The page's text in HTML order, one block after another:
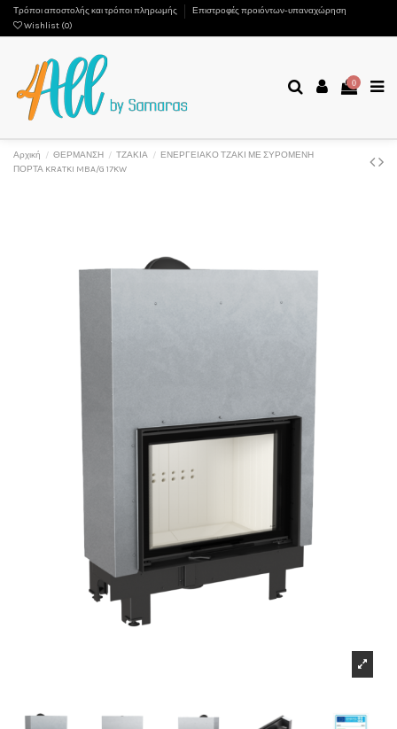
Τρόποι αποστολής και τρόποι πληρωμής
Επιστροφές προιόντων-υπαναχώρηση
Wishlist (0)
0
Αρχική ΘΕΡΜΑΝΣΗ ΤΖΑΚΙΑ
ΕΝΕΡΓΕΙΑΚΟ ΤΖΑΚΙ ΜΕ ΣΥΡΟΜΕΝΗ
ΠΟΡΤΑ KRATKI MBA/G 17KW